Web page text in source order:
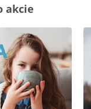
akcie